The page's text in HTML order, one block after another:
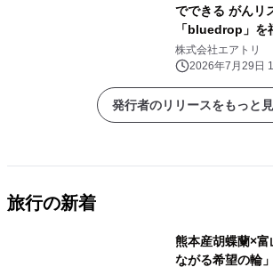
でできる がんリ
「bluedrop」を
株式会社エアトリ
2026年7月29日
発行者のリリースをもっと
旅行の新着
熊本産胡蝶蘭×
ながる希望の輪